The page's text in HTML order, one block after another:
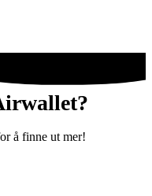
å finne ut mer!